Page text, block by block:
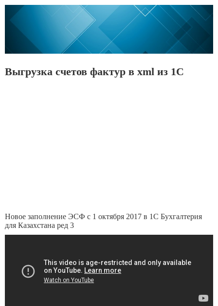
Выгрузка счетов фактур в xml из 1С
Новое заполнение ЭСФ с 1 октября 2017 в 1С Бухгалтерия
для Казахстана ред 3